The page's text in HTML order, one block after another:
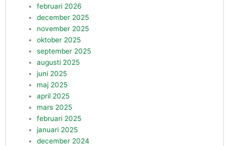
februari 2026
december 2025
november 2025
oktober 2025
september 2025
augusti 2025
juni 2025
maj 2025
april 2025
mars 2025
februari 2025
januari 2025
december 2024